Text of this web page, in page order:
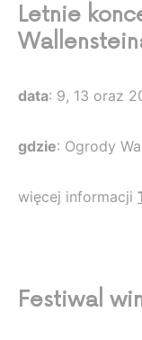
Letnie
data: 9, 13 oraz
gdzie: Ogrody
więcej informacji
Festiwal